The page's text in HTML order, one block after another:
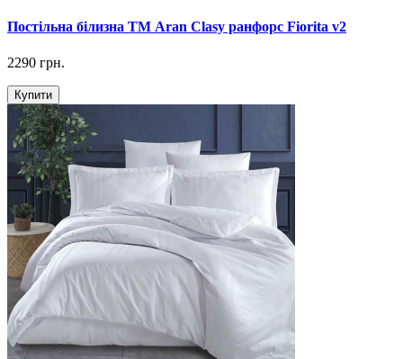
Постільна білизна ТМ Aran Clasy ранфорс Fiorita v2
2290 грн.
Купити